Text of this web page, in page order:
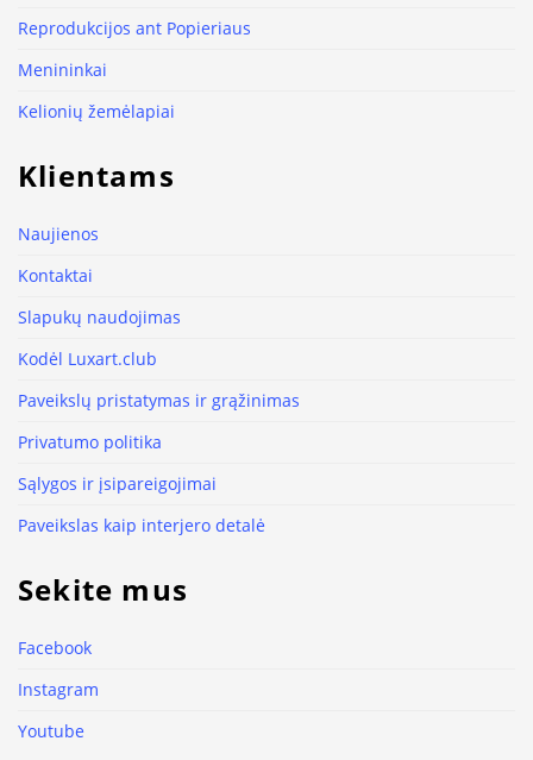
Reprodukcijos ant Popieriaus
Menininkai
Kelionių žemėlapiai
Klientams
Naujienos
Kontaktai
Slapukų naudojimas
Kodėl Luxart.club
Paveikslų pristatymas ir grąžinimas
Privatumo politika
Sąlygos ir įsipareigojimai
Paveikslas kaip interjero detalė
Sekite mus
Facebook
Instagram
Youtube